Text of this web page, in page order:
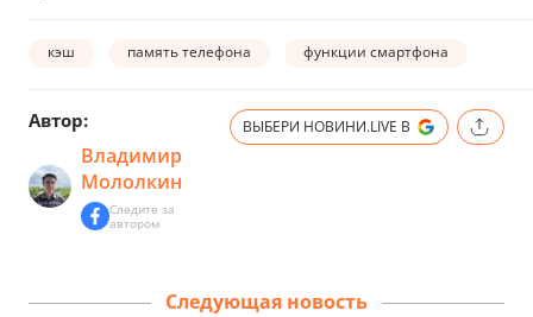
кэш память телефона функции смартфона
Автор:
Владимир
Мололкин
Следите за
автором
ВЫБЕРИ НОВИНИ.LIVE В
Следующая новость